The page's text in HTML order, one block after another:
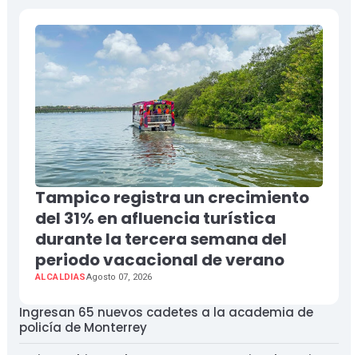
Tampico registra un crecimiento
del 31% en afluencia turística
durante la tercera semana del
periodo vacacional de verano
ALCALDIASAgosto 07, 2026
Ingresan 65 nuevos cadetes a la academia de
policía de Monterrey